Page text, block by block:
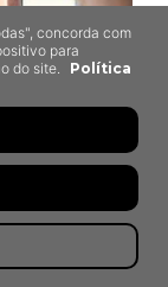
concorda com
para
do site.
Política